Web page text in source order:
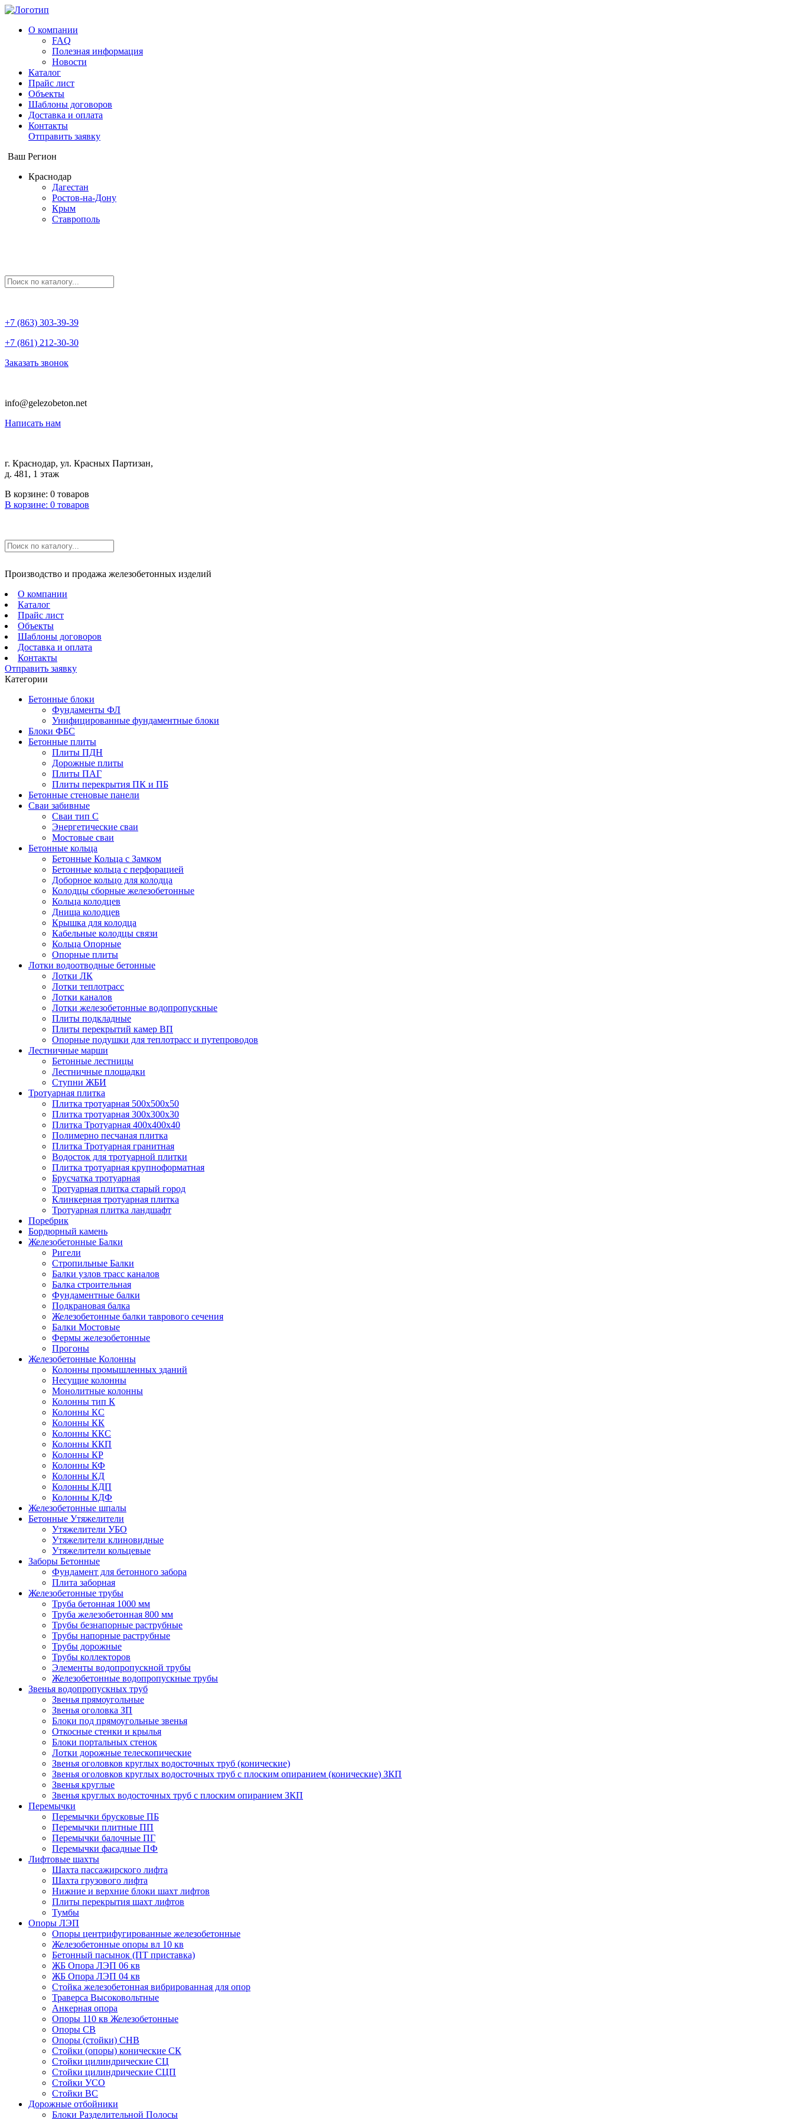
О компании
FAQ
Полезная информация
Новости
Каталог
Прайс лист
Объекты
Шаблоны договоров
Доставка и оплата
Контакты
Отправить заявку
Ваш Регион
Краснодар
Дагестан
Ростов-на-Дону
Крым
Ставрополь
+7 (863) 303-39-39
+7 (861) 212-30-30
Заказать звонок
info@gelezobeton.net
Написать нам
г. Краснодар, ул. Красных Партизан,
д. 481, 1 этаж
В корзине: 0 товаров
В корзине: 0 товаров
Производство и продажа железобетонных изделий
О компании
Каталог
Прайс лист
Объекты
Шаблоны договоров
Доставка и оплата
Контакты
Отправить заявку
Категории
Бетонные блоки
Фундаменты ФЛ
Унифицированные фундаментные блоки
Блоки ФБС
Бетонные плиты
Плиты ПДН
Дорожные плиты
Плиты ПАГ
Плиты перекрытия ПК и ПБ
Бетонные стеновые панели
Сваи забивные
Сваи тип С
Энергетические сваи
Mостовые сваи
Бетонные кольца
Бетонные Кольца с Замком
Бетонные кольца с перфорацией
Доборное кольцо для колодца
Колодцы сборные железобетонные
Кольца колодцев
Днища колодцев
Крышка для колодца
Кабельные колодцы связи
Кольца Опорные
Опорные плиты
Лотки водоотводные бетонные
Лотки ЛК
Лотки теплотрасс
Лотки каналов
Лотки железобетонные водопропускные
Плиты подкладные
Плиты перекрытий камер ВП
Опорные подушки для теплотрасс и путепроводов
Лестничные марши
Бетонные лестницы
Лестничные площадки
Ступни ЖБИ
Тротуарная плитка
Плитка тротуарная 500х500х50
Плитка тротуарная 300х300х30
Плитка Тротуарная 400x400x40
Полимерно песчаная плитка
Плитка Тротуарная гранитная
Водосток для тротуарной плитки
Плитка тротуарная крупноформатная
Брусчатка тротуарная
Тротуарная плитка старый город
Клинкерная тротуарная плитка
Тротуарная плитка ландшафт
Поребрик
Бордюрный камень
Железобетонные Балки
Ригели
Стропильные Балки
Балки узлов трасс каналов
Балка строительная
Фундаментные балки
Подкрановая балка
Железобетонные балки таврового сечения
Балки Мостовые
Фермы железобетонные
Прогоны
Железобетонные Колонны
Колонны промышленных зданий
Несущие колонны
Монолитные колонны
Колонны тип К
Колонны КС
Колонны КК
Колонны ККС
Колонны ККП
Колонны КР
Колонны КФ
Колонны КД
Колонны КДП
Колонны КДФ
Железобетонные шпалы
Бетонные Утяжелители
Утяжелители УБО
Утяжелители клиновидные
Утяжелители кольцевые
Заборы Бетонные
Фундамент для бетонного забора
Плита заборная
Железобетонные трубы
Труба бетонная 1000 мм
Труба железобетонная 800 мм
Трубы безнапорные раструбные
Трубы напорные раструбные
Трубы дорожные
Трубы коллекторов
Элементы водопропускной трубы
Железобетонные водопропускные трубы
Звенья водопропускных труб
Звенья прямоугольные
Звенья оголовка ЗП
Блоки под прямоугольные звенья
Откосные стенки и крылья
Блоки портальных стенок
Лотки дорожные телескопические
Звенья оголовков круглых водосточных труб (конические)
Звенья оголовков круглых водосточных труб с плоским опиранием (конические) ЗКП
Звенья круглые
Звенья круглых водосточных труб с плоским опиранием ЗКП
Перемычки
Перемычки брусковые ПБ
Перемычки плитные ПП
Перемычки балочные ПГ
Перемычки фасадные ПФ
Лифтовые шахты
Шахта пассажирского лифта
Шахта грузового лифта
Нижние и верхние блоки шахт лифтов
Плиты перекрытия шахт лифтов
Тумбы
Опоры ЛЭП
Опоры центрифугированные железобетонные
Железобетонные опоры вл 10 кв
Бетонный пасынок (ПТ приставка)
ЖБ Опора ЛЭП 06 кв
ЖБ Опора ЛЭП 04 кв
Стойка железобетонная вибрированная для опор
Траверса Высоковольтные
Анкерная опора
Опоры 110 кв Железобетонные
Опоры СВ
Опоры (стойки) СНВ
Стойки (опоры) конические СК
Стойки цилиндрические СЦ
Стойки цилиндрические СЦП
Стойки УСО
Стойки ВС
Дорожные отбойники
Блоки Разделительной Полосы